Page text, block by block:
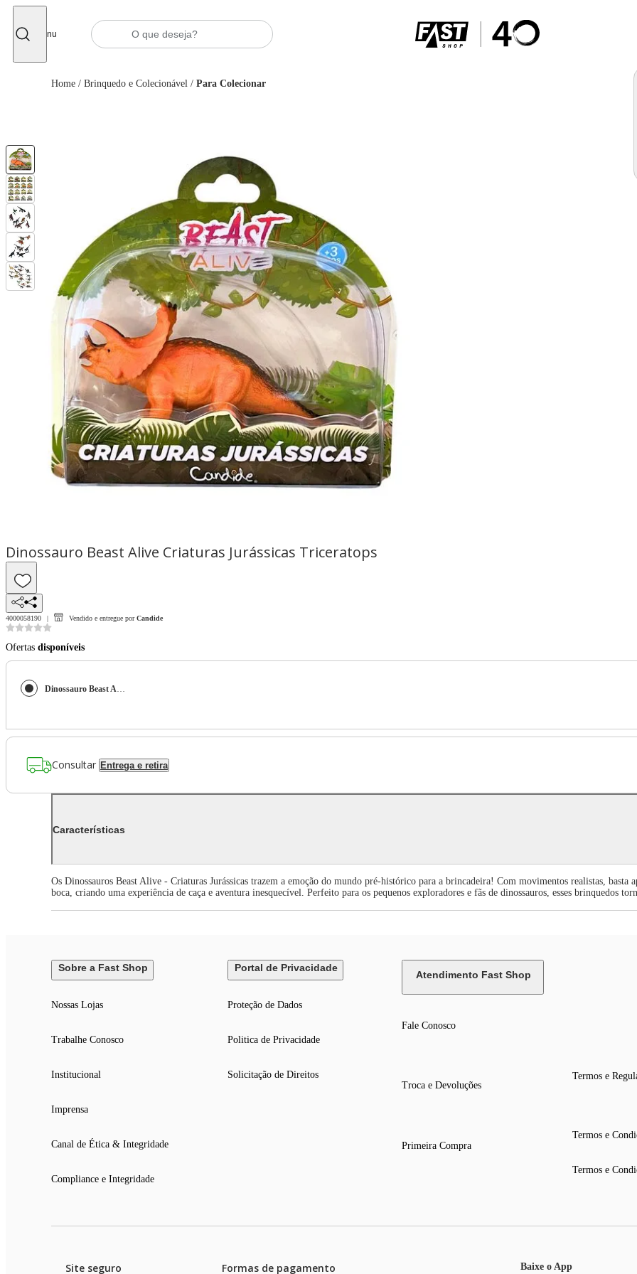
Menu
Home / Brinquedo e Colecionável / Para Colecionar
Dinossauro Beast Alive Criaturas Jurássicas Triceratops
4000058190 Vendido e entregue por Candide
Ofertas disponíveis
Dinossauro Beast Alive Criaturas Jurássicas Triceratops
Consultar Entrega e retira
Características
Os Dinossauros Beast Alive - Criaturas Jurássicas trazem a emoção do mundo pré-histórico para a brincadeira! Com movimentos realistas, basta
boca, criando uma experiência de caça e aventura inesquecível. Perfeito para os pequenos exploradores e fãs de dinossauros, esses brinquedos
Sobre a Fast Shop
Nossas Lojas
Trabalhe Conosco
Institucional
Imprensa
Canal de Ética & Integridade
Compliance e Integridade
Portal de Privacidade
Proteção de Dados
Politica de Privacidade
Solicitação de Direitos
Atendimento Fast Shop
Fale Conosco
Troca e Devoluções
Primeira Compra
Termos e
Termos e
Termos e
Site seguro Formas de pagamento Baixe o App